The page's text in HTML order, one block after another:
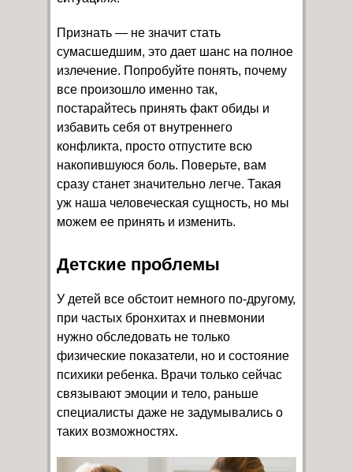
Признать — не значит стать
сумасшедшим, это дает шанс на полное
излечение. Попробуйте понять, почему
все произошло именно так,
постарайтесь принять факт обиды и
избавить себя от внутреннего
конфликта, просто отпустите всю
накопившуюся боль. Поверьте, вам
сразу станет значительно легче. Такая
уж наша человеческая сущность, но мы
можем ее принять и изменить.
Детские проблемы
У детей все обстоит немного по-другому,
при частых бронхитах и пневмонии
нужно обследовать не только
физические показатели, но и состояние
психики ребенка. Врачи только сейчас
связывают эмоции и тело, раньше
специалисты даже не задумывались о
таких возможностях.